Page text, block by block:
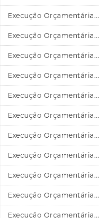
Execução Orçamentária...
Execução Orçamentária...
Execução Orçamentária...
Execução Orçamentária...
Execução Orçamentária...
Execução Orçamentária...
Execução Orçamentária...
Execução Orçamentária...
Execução Orçamentária...
Execução Orçamentária...
Execução Orçamentária...